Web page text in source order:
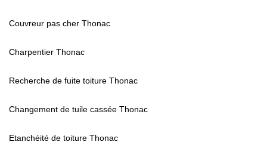
Couvreur pas cher Thonac
Charpentier Thonac
Recherche de fuite toiture Thonac
Changement de tuile cassée Thonac
Etanchéité de toiture Thonac